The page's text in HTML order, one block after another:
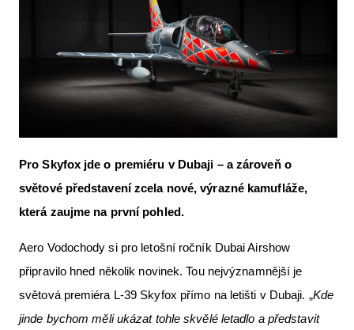
Pro Skyfox jde o premiéru v Dubaji – a zároveň o
světové představení zcela nové, výrazné kamufláže,
která zaujme na první pohled.
Aero Vodochody si pro letošní ročník Dubai Airshow
připravilo hned několik novinek. Tou nejvýznamnější je
světová premiéra L-39 Skyfox přímo na letišti v Dubaji. „Kde
jinde bychom měli ukázat tohle skvělé letadlo a představit
VFR Communication app
The SAFE Guide app
Nabídky práce v letectví
E-SHOP